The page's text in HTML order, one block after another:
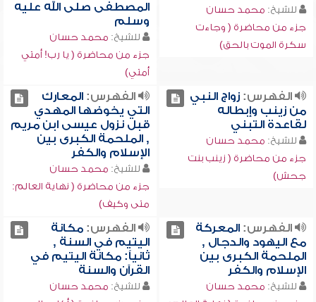
للشيخ: محمد حسان
جزء من محاضرة ( وجاءت
سكرة الموت بالحق)
المصطفى صلى الله عليه
وسلم
للشيخ: محمد حسان
جزء من محاضرة ( يا رب! أمتي
أمتي)
الفهرس:زواج النبي
من زينب وإبطاله
لقاعدة التبني
للشيخ: محمد حسان
جزء من محاضرة ( زينب بنت
جحش)
الفهرس:المعارك
التي يخوضها المهدي
قبل نزول عيسى ابن مريم
, الملحمة الكبرى بين
الإسلام والكفر
للشيخ: محمد حسان
جزء من محاضرة ( نهاية العالم:
متى وكيف)
الفهرس:المعركة
مع اليهود والدجال ,
الملحمة الكبرى بين
الإسلام والكفر
للشيخ: محمد حسان
الفهرس:مكانة
اليتيم في السنة ,
ثانياً: مكانة اليتيم في
القرآن والسنة
للشيخ: محمد حسان